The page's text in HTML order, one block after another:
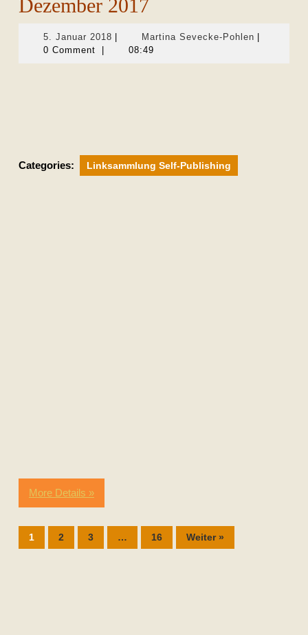
Dezember 2017
5. Januar 2018 5.
Januar
Martina Sevecke-PohlenMartina
0 Comment
08:49
Categories: Linksammlung Self-Publishing
More Details »
1 2 3 … 16 Weiter »